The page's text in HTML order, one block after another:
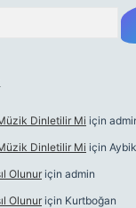
Dinletilir Mi için
Dinletilir Mi için
Olunur için admin
Olunur için Kurtboğan